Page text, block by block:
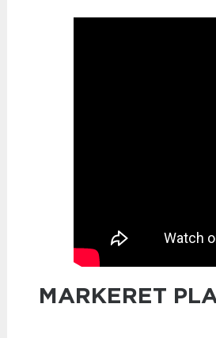
MARKERET